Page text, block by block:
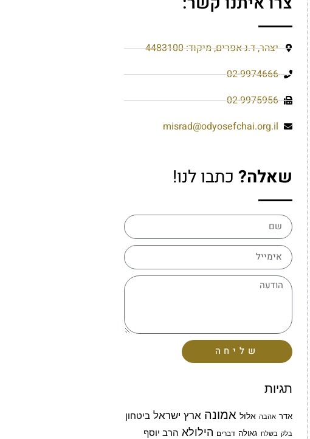
יצהר, ד.נ אפרים, מיקוד: 4483100
02-9974666
02-9975956
misrad@odyosefchai.org.il
שאלה? כתבו לנו!
שליחה
תגיות
אדר אהבה אלול אמונה ארץ ישראל ביטחון
בלק בשלח גאולה דברים הילולא הרב יוסף